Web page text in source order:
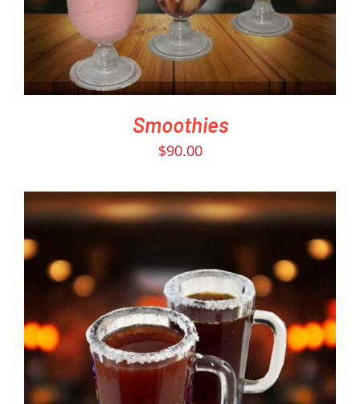
Smoothies
$90.00
PEDIR AHORA
DETAILS